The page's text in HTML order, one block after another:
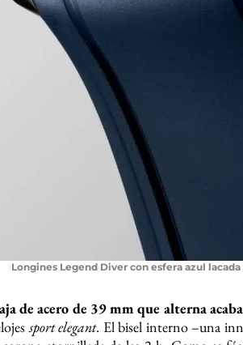
Longines Legend Diver con esfera azul
de acero de 39 mm que alterna
sport elegant. El bisel interno –una